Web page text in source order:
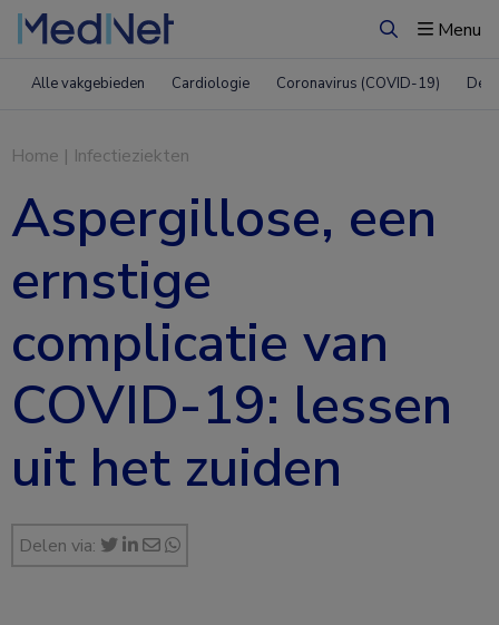
ZoekenMenu
Alle vakgebieden Cardiologie Coronavirus (COVID-19)
Home | Infectieziekten
Aspergillose, een
ernstige
complicatie van
COVID-19: lessen
uit het zuiden
Delen via: